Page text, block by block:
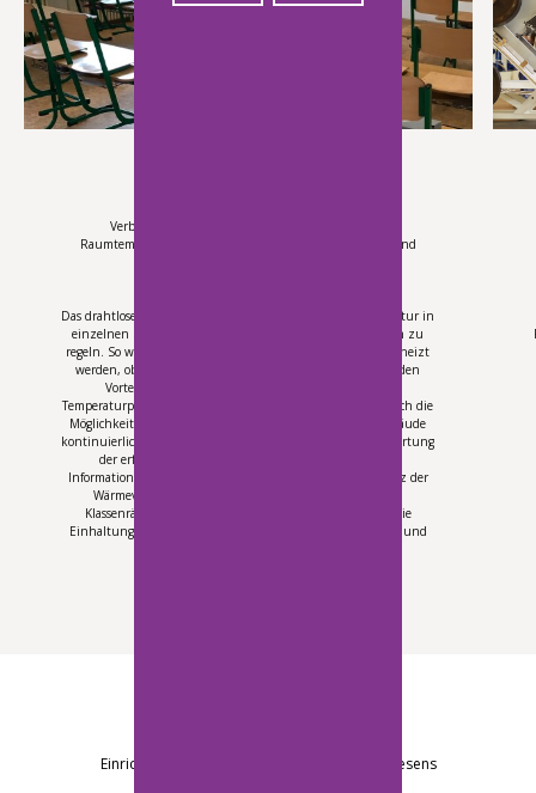
Verbrauchte Luft sowie zu hohe oder zu niedrige
Raumtemperaturen beeinträchtigen die Konzentration und
Das drahtlose IQRC-System ermöglicht Schulen, die Temperatur in
einzelnen Klassenräumen entsprechend dem Stundenplan zu
regeln. So wird verhindert, dass Klassen- und Fachräume beheizt
werden, obwohl sie gerade nicht genutzt werden. Neben den
Vorteilen einer zentralen Verwaltung individueller
Temperaturprogramme für jeden Raum bietet das System auch die
Möglichkeit, die aktuellen Temperaturen im gesamten Gebäude
kontinuierlich zu überwachen. Durch die statistische Auswertung
der erfassten Daten erhält die Schulleitung wertvolle
Informationen über den Energieverbrauch und die Effizienz der
Wärmeversorgung. Die zentrale Temperaturregelung in
Klassenräumen und Fachräumen gewährleistet zudem die
Einhaltung der empfohlenen hygienischen Anforderungen und
Einrichtungen des Gesundheits- und Sozialwesens